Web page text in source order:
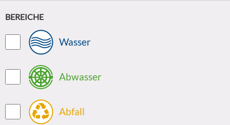
BEREICHE
Wasser
Abwasser
Abfall